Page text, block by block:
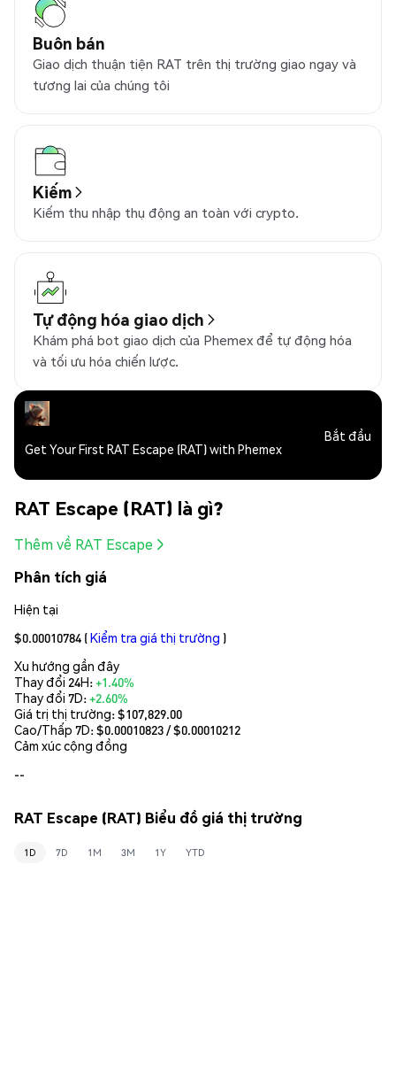
Buôn bán
Giao dịch thuận tiện RAT trên thị trường giao ngay và
tương lai của chúng tôi
Kiếm
Kiếm thu nhập thụ động an toàn với crypto.
Tự động hóa giao dịch
Khám phá bot giao dịch của Phemex để tự động hóa
và tối ưu hóa chiến lược.
Get Your First RAT Escape (RAT) with Phemex
Bắt đầu
RAT Escape (RAT) là gì?
Thêm về RAT Escape
Phân tích giá
Hiện tại
$0.00010784 (Kiểm tra giá thị trường )
Xu hướng gần đây
Thay đổi 24H:+1.40%
Thay đổi 7D:+2.60%
Giá trị thị trường:$107,829.00
Cao/Thấp 7D: $0.00010823/ $0.00010212
Cảm xúc cộng đồng
--
RAT Escape (RAT) Biểu đồ giá thị trường
1D 7D 1M 3M 1Y YTD